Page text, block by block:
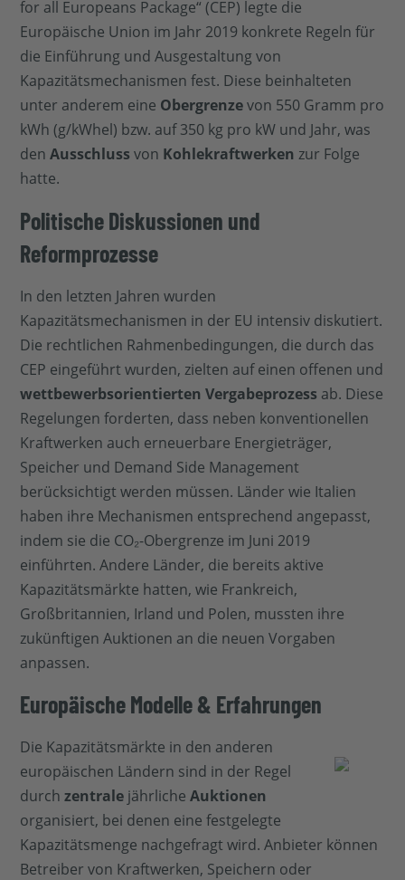
for all Europeans Package“ (CEP) legte die
Europäische Union im Jahr 2019 konkrete Regeln für
die Einführung und Ausgestaltung von
Kapazitätsmechanismen fest. Diese beinhalteten
unter anderem eine Obergrenzevon 550 Gramm pro
kWh (g/kWhel) bzw. auf 350 kg pro kW und Jahr, was
denAusschluss von Kohlekraftwerken zur Folge
hatte.
Politische Diskussionen und
Reformprozesse
In den letzten Jahren wurden
Kapazitätsmechanismen in der EU intensiv diskutiert.
Die rechtlichen Rahmenbedingungen, die durch das
CEP eingeführt wurden, zielten auf einen offenen und
wettbewerbsorientierten Vergabeprozess ab. Diese
Regelungen forderten, dass neben konventionellen
Kraftwerken auch erneuerbare Energieträger,
Speicher und Demand Side Management
berücksichtigt werden müssen. Länder wie Italien
haben ihre Mechanismen entsprechend angepasst,
indem sie die CO₂-Obergrenze im Juni 2019
einführten. Andere Länder, die bereits aktive
Kapazitätsmärkte hatten, wie Frankreich,
Großbritannien, Irland und Polen, mussten ihre
zukünftigen Auktionen an die neuen Vorgaben
anpassen.
Europäische Modelle & Erfahrungen
Die Kapazitätsmärkte in den anderen
europäischen Ländern sind in der Regel
durchzentrale jährlicheAuktionen
organisiert, bei denen eine festgelegte
Kapazitätsmenge nachgefragt wird. Anbieter können
Betreiber von Kraftwerken, Speichern oder